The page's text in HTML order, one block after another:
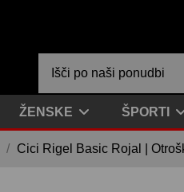
ŽENSKE ŠPORTI
Cici Rigel Basic Rojal |